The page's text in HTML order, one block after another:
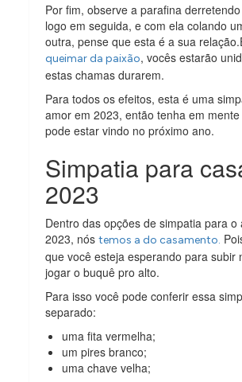
Por fim, observe a parafina
logo em seguida, e com ela colando
outra, pense que esta é a sua
queimar da paixão, vocês estarão
estas chamas durarem.
Para todos os efeitos, esta é uma
amor em 2023, então tenha em
pode estar vindo no próximo ano.
Simpatia para
2023
Dentro das opções de simpatia para o
2023, nóstemos a do casamento.
que você esteja esperando para subir
jogar o buquê pro alto.
Para isso você pode conferir essa
separado:
uma fita vermelha;
um pires branco;
uma chave velha;